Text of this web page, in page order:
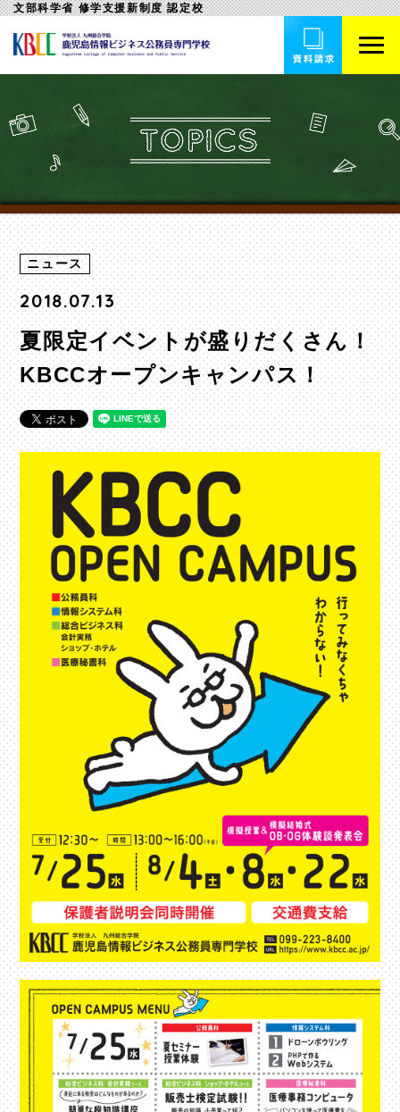
文部科学省 修学支援新制度 認定校
ニュース
2018.07.13
夏限定イベントが盛りだくさん！
KBCCオープンキャンパス！